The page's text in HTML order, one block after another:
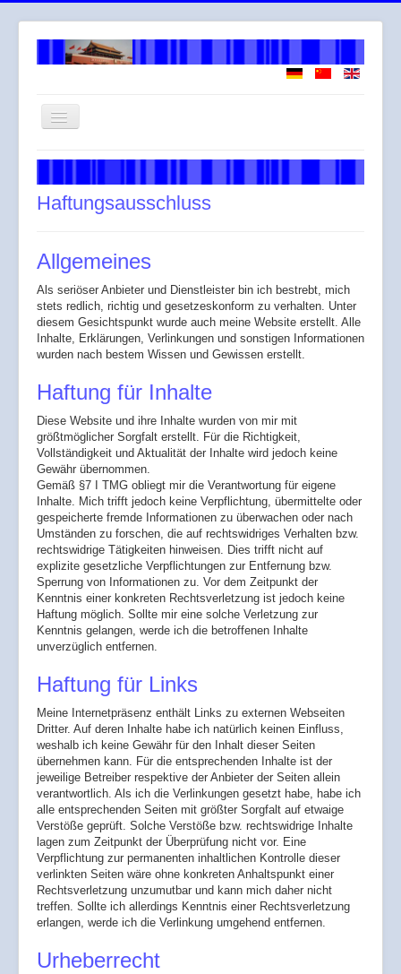
Navigation
Willkommen
Leistungen
Honorar
Across
Gendergerechte Sprache
Haftungsausschluss
Allgemeines
Als seriöser Anbieter und Dienstleister bin ich bestrebt, mich
stets redlich, richtig und gesetzeskonform zu verhalten. Unter
diesem Gesichtspunkt wurde auch meine Website erstellt. Alle
Inhalte, Erklärungen, Verlinkungen und sonstigen Informationen
wurden nach bestem Wissen und Gewissen erstellt.
Haftung für Inhalte
Diese Website und ihre Inhalte wurden von mir mit
größtmöglicher Sorgfalt erstellt. Für die Richtigkeit,
Vollständigkeit und Aktualität der Inhalte wird jedoch keine
Gewähr übernommen.
Gemäß §7 I TMG obliegt mir die Verantwortung für eigene
Inhalte. Mich trifft jedoch keine Verpflichtung, übermittelte oder
gespeicherte fremde Informationen zu überwachen oder nach
Umständen zu forschen, die auf rechtswidriges Verhalten bzw.
rechtswidrige Tätigkeiten hinweisen. Dies trifft nicht auf
explizite gesetzliche Verpflichtungen zur Entfernung bzw.
Sperrung von Informationen zu. Vor dem Zeitpunkt der
Kenntnis einer konkreten Rechtsverletzung ist jedoch keine
Haftung möglich. Sollte mir eine solche Verletzung zur
Kenntnis gelangen, werde ich die betroffenen Inhalte
unverzüglich entfernen.
Haftung für Links
Meine Internetpräsenz enthält Links zu externen Webseiten
Dritter. Auf deren Inhalte habe ich natürlich keinen Einfluss,
weshalb ich keine Gewähr für den Inhalt dieser Seiten
übernehmen kann. Für die entsprechenden Inhalte ist der
jeweilige Betreiber respektive der Anbieter der Seiten allein
verantwortlich. Als ich die Verlinkungen gesetzt habe, habe ich
alle entsprechenden Seiten mit größter Sorgfalt auf etwaige
Verstöße geprüft. Solche Verstöße bzw. rechtswidrige Inhalte
lagen zum Zeitpunkt der Überprüfung nicht vor. Eine
Verpflichtung zur permanenten inhaltlichen Kontrolle dieser
verlinkten Seiten wäre ohne konkreten Anhaltspunkt einer
Rechtsverletzung unzumutbar und kann mich daher nicht
treffen. Sollte ich allerdings Kenntnis einer Rechtsverletzung
erlangen, werde ich die Verlinkung umgehend entfernen.
Urheberrecht